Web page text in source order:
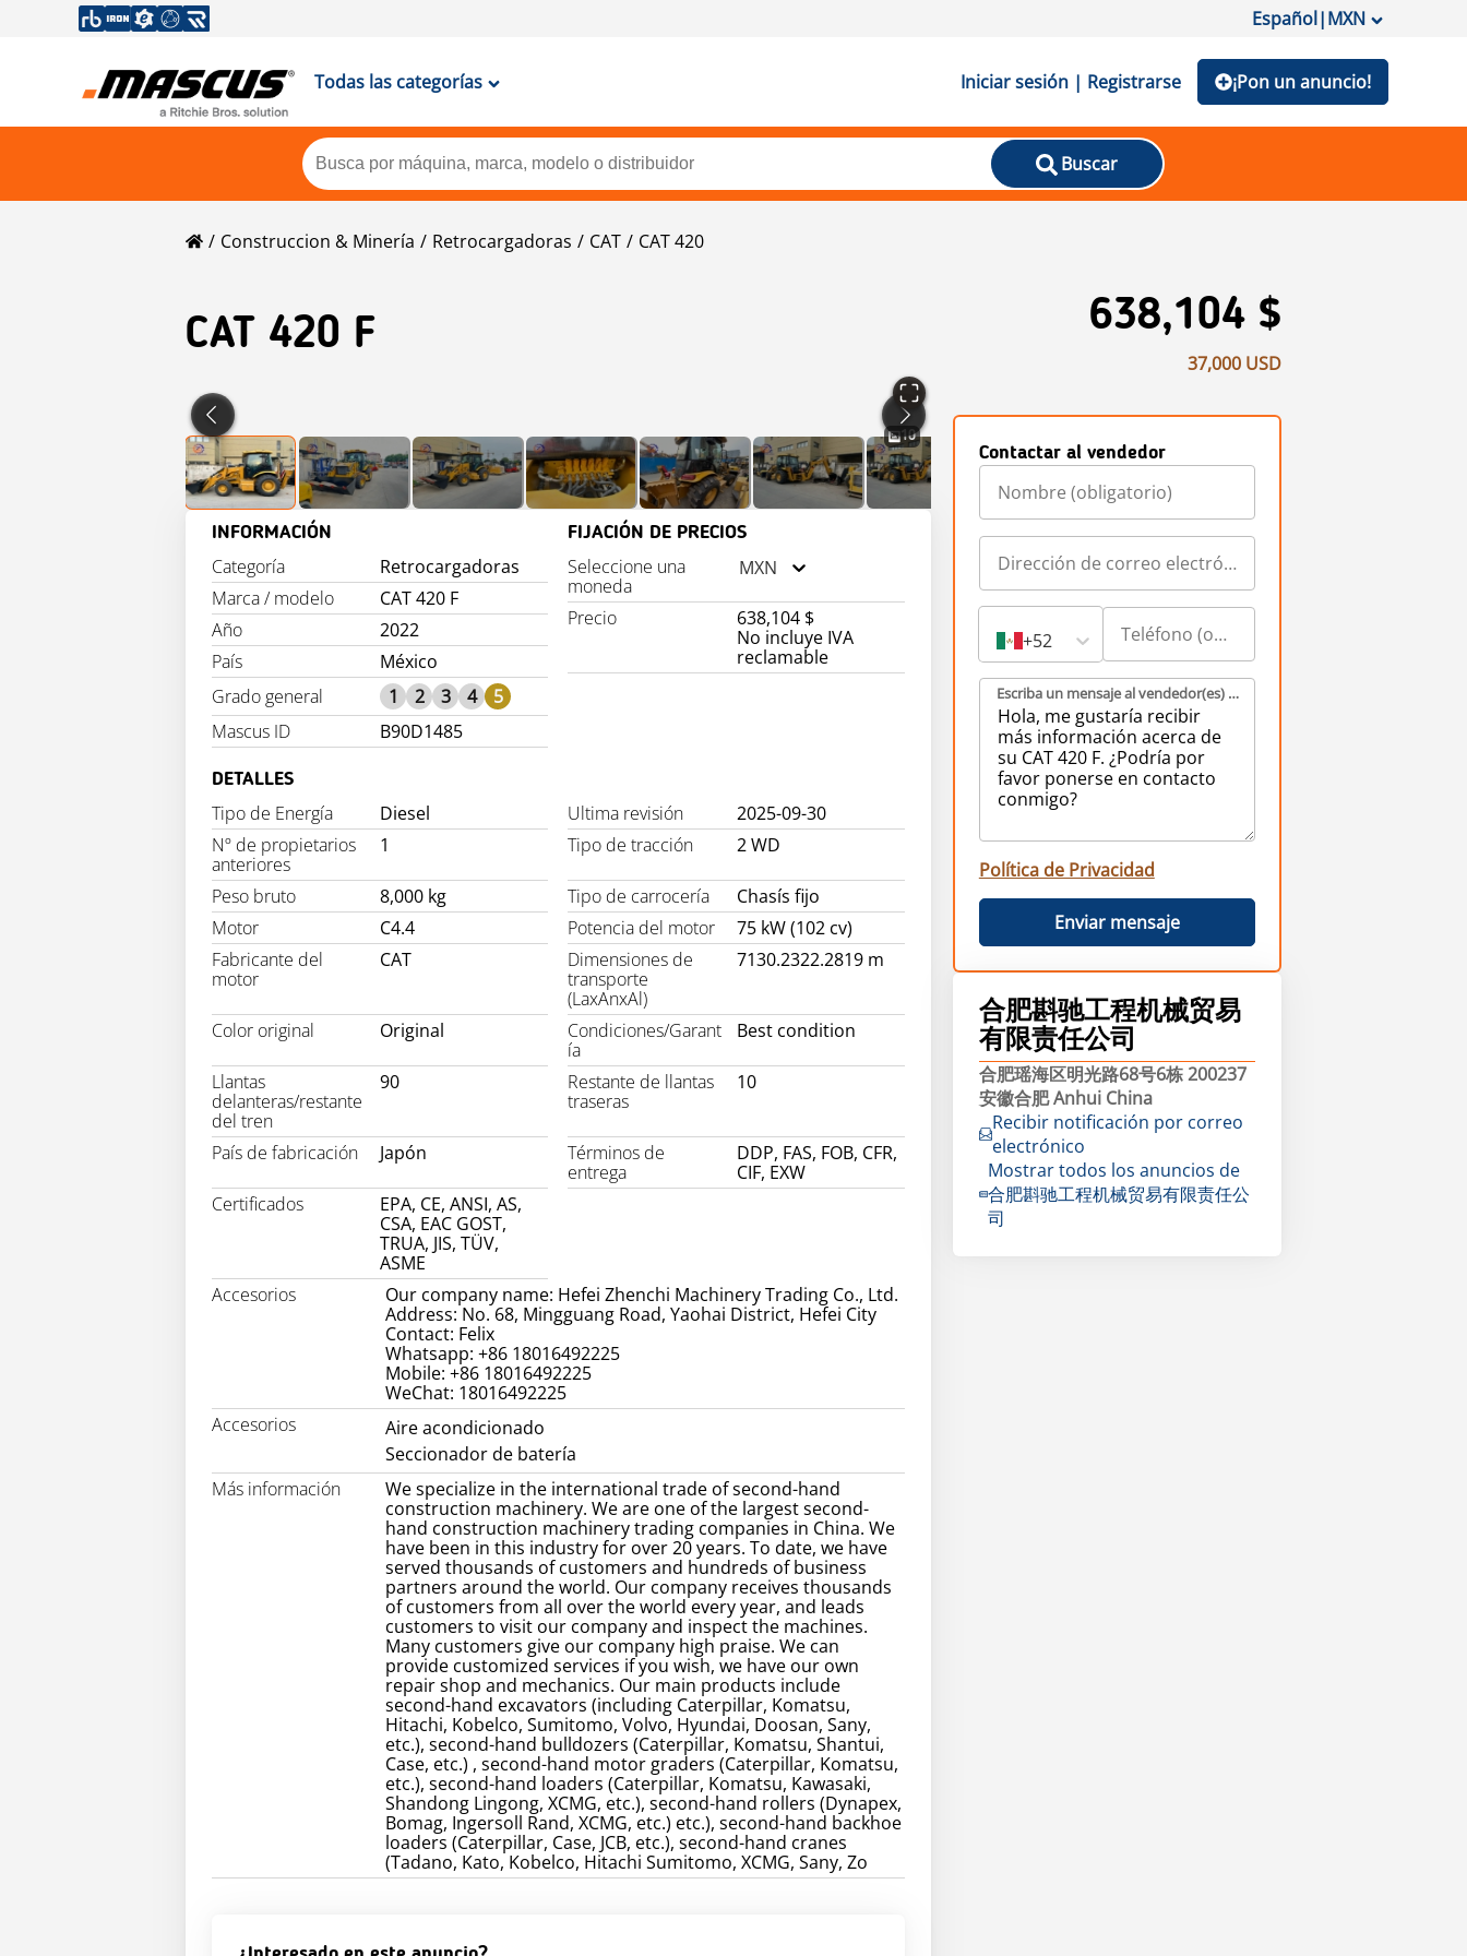
Español|MXN
Todas las categorías Iniciar sesión | Registrarse ¡Pon un anuncio!
Buscar
Construccion & Minería Retrocargadoras CAT CAT 420
CAT 420 F 638,104 $
37,000 USD
10
INFORMACIÓN
Categoría
Retrocargadoras
Marca / modelo
CAT 420 F
Año
2022
País
México
Grado general
1 2 3 4
5
Mascus ID
B90D1485
FIJACIÓN DE PRECIOS
Seleccione una
moneda
MXN
Precio
638,104 $
No incluye IVA
reclamable
DETALLES
Tipo de Energía Diesel Ultima revisión
2025-09-30
Nº de propietarios
anteriores
1 Tipo de tracción 2 WD
Peso bruto 8,000 kg Tipo de carrocería
Chasís fijo
Motor
C4.4 Potencia del motor
75 kW (102 cv)
Fabricante del
motor
CAT
Dimensiones de
transporte
(LaxAnxAl)
7130.2322.2819 m
Color original Original
Condiciones/Garant
ía
Best condition
Llantas
delanteras/restante
del tren
90
Restante de llantas
traseras
10
País de fabricación Japón
Términos de
entrega
DDP, FAS, FOB, CFR,
CIF, EXW
Certificados
EPA, CE, ANSI, AS,
CSA, EAC GOST,
TRUA, JIS, TÜV,
ASME
Accesorios
Our company name: Hefei Zhenchi Machinery Trading Co., Ltd.
Address: No. 68, Mingguang Road, Yaohai District, Hefei City
Contact: Felix
Whatsapp: +86 18016492225
Mobile: +86 18016492225
WeChat: 18016492225
Accesorios
Aire acondicionado
Seccionador de batería
Más información
We specialize in the international trade of second-hand
construction machinery. We are one of the largest second-
hand construction machinery trading companies in China. We
have been in this industry for over 20 years. To date, we have
served thousands of customers and hundreds of business
partners around the world. Our company receives thousands
of customers from all over the world every year, and leads
customers to visit our company and inspect the machines.
Many customers give our company high praise. We can
provide customized services if you wish, we have our own
repair shop and mechanics. Our main products include
second-hand excavators (including Caterpillar, Komatsu,
Hitachi, Kobelco, Sumitomo, Volvo, Hyundai, Doosan, Sany,
etc.), second-hand bulldozers (Caterpillar, Komatsu, Shantui,
Case, etc.) , second-hand motor graders (Caterpillar, Komatsu,
etc.), second-hand loaders (Caterpillar, Komatsu, Kawasaki,
Shandong Lingong, XCMG, etc.), second-hand rollers (Dynapex,
Bomag, Ingersoll Rand, XCMG, etc.) etc.), second-hand backhoe
loaders (Caterpillar, Case, JCB, etc.), second-hand cranes
(Tadano, Kato, Kobelco, Hitachi Sumitomo, XCMG, Sany, Zo
Contactar al vendedor
+52
Escriba un mensaje al vendedor(es) (obligatorio)
Política de Privacidad
Enviar mensaje
合肥斟驰工程机械贸易
有限责任公司
合肥瑶海区明光路68号6栋 200237
安徽合肥 Anhui China
Recibir notificación por correo
electrónico
Mostrar todos los anuncios de
合肥斟驰工程机械贸易有限责任公
司